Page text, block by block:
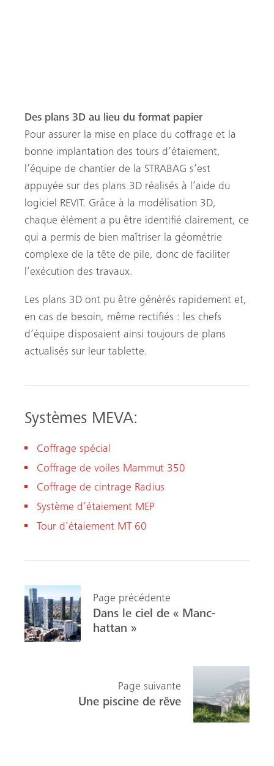
Des plans 3D au lieu du format papier
Pour assurer la mise en place du coffrage et la
bonne implantation des tours d’étaiement,
l’équipe de chantier de la STRABAG s’est
appuyée sur des plans 3D réalisés à l’aide du
logiciel REVIT. Grâce à la modélisation 3D,
chaque élément a pu être identifié clairement, ce
qui a permis de bien maîtriser la géométrie
complexe de la tête de pile, donc de faciliter
l’exécution des travaux.
Les plans 3D ont pu être générés rapidement et,
en cas de besoin, même rectifiés : les chefs
d’équipe disposaient ainsi toujours de plans
actualisés sur leur tablette.
Systèmes MEVA:
Coffrage spécial
Coffrage de voiles Mammut 350
Coffrage de cintrage Radius
Système d’étaiement MEP
Tour d’étaiement MT 60
Page précédente
Dans le ciel de « Manc-
hattan »
Page suivante
Une piscine de rêve